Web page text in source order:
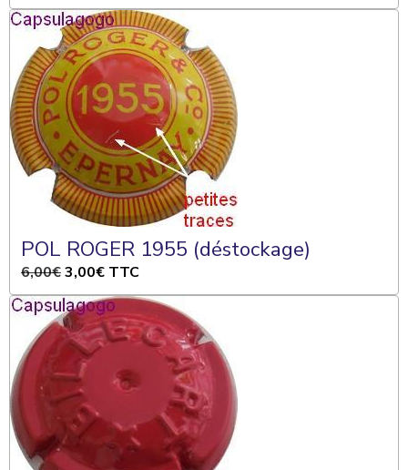
POL ROGER 1955 (déstockage)
6,00€3,00€ TTC